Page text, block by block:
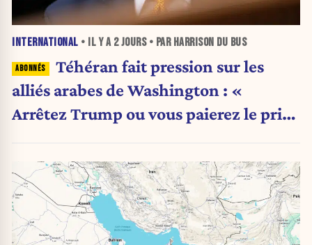
INTERNATIONAL • IL Y A 2 JOURS• PAR HARRISON DU BUS
Téhéran fait pression sur les
alliés arabes de Washington : «
Arrêtez Trump ou vous paierez le prix